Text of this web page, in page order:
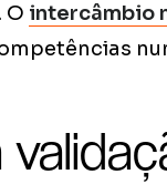
O intercâmbio